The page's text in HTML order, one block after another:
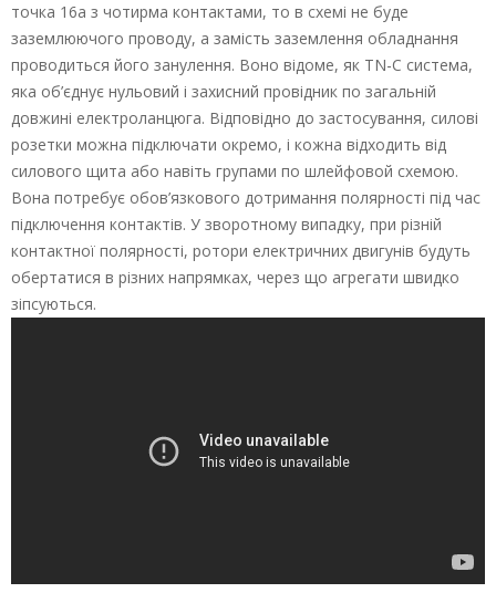
точка 16а з чотирма контактами, то в схемі не буде
заземлюючого проводу, а замість заземлення обладнання
проводиться його занулення. Воно відоме, як ТN-С система,
яка об’єднує нульовий і захисний провідник по загальній
довжині електроланцюга. Відповідно до застосування, силові
розетки можна підключати окремо, і кожна відходить від
силового щита або навіть групами по шлейфовой схемою.
Вона потребує обов’язкового дотримання полярності під час
підключення контактів. У зворотному випадку, при різній
контактної полярності, ротори електричних двигунів будуть
обертатися в різних напрямках, через що агрегати швидко
зіпсуються.